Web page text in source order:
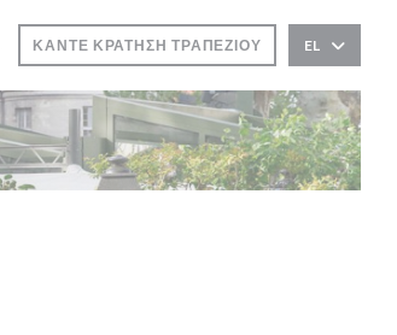
ΚΆΝΤΕ ΚΡΆΤΗΣΗ ΤΡΑΠΕΖΙΟΎ EL